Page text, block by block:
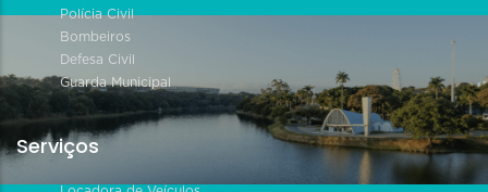
Polícia Civil
Bombeiros
Defesa Civil
Guarda Municipal
Serviços